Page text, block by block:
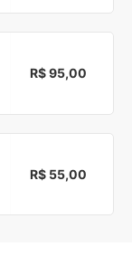
R$ 95,00
R$ 55,00